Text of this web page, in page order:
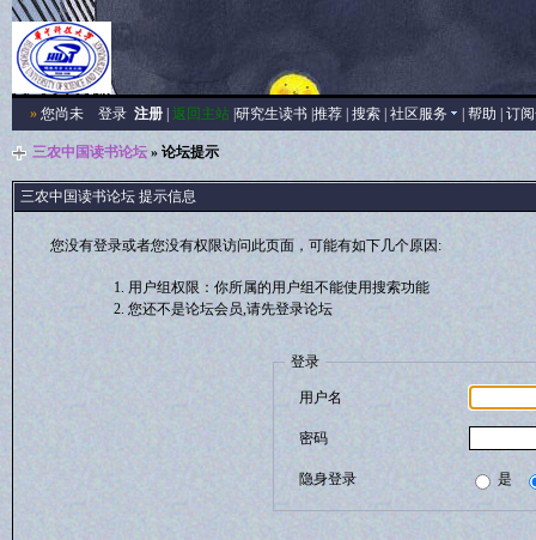
»您尚未 登录 注册| 返回主站| 研究生读书| 推荐| 搜索| 社区服务 帮助 订
三农中国读书论坛» 论坛提示
三农中国读书论坛 提示信息
您没有登录或者您没有权限访问此页面，可能有如下几个原因:
用户组权限：你所属的用户组不能使用搜索功能
您还不是论坛会员,请先登录论坛
登录
用户名
密码
隐身登录 是